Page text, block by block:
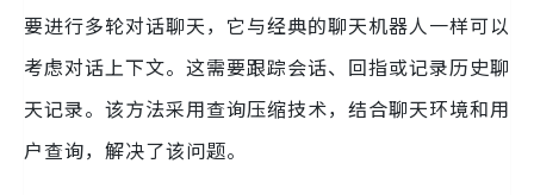
要进行多轮对话聊天，它与经典的聊天机器人一样可以
考虑对话上下文。这需要跟踪会话、回指或记录历史聊
天记录。该方法采用查询压缩技术，结合聊天环境和用
户查询，解决了该问题。